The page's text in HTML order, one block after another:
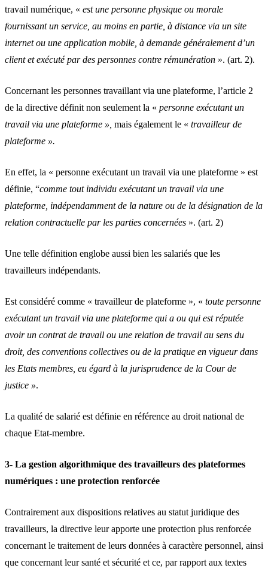
travail numérique, « est une personne physique ou morale
fournissant un service, au moins en partie, à distance via un site
internet ou une application mobile, à demande généralement d’un
client et exécuté par des personnes contre rémunération ». (art. 2).
Concernant les personnes travaillant via une plateforme, l’article 2
de la directive définit non seulement la « personne exécutant un
travail via une plateforme », mais également le « travailleur de
plateforme ».
En effet, la « personne exécutant un travail via une plateforme » est
définie, “comme tout individu exécutant un travail via une
plateforme, indépendamment de la nature ou de la désignation de la
relation contractuelle par les parties concernées ». (art. 2)
Une telle définition englobe aussi bien les salariés que les
travailleurs indépendants.
Est considéré comme « travailleur de plateforme », « toute personne
exécutant un travail via une plateforme qui a ou qui est réputée
avoir un contrat de travail ou une relation de travail au sens du
droit, des conventions collectives ou de la pratique en vigueur dans
les Etats membres, eu égard à la jurisprudence de la Cour de
justice ».
La qualité de salarié est définie en référence au droit national de
chaque Etat-membre.
3- La gestion algorithmique des travailleurs des plateformes
numériques : une protection renforcée
Contrairement aux dispositions relatives au statut juridique des
travailleurs, la directive leur apporte une protection plus renforcée
concernant le traitement de leurs données à caractère personnel, ainsi
que concernant leur santé et sécurité et ce, par rapport aux textes